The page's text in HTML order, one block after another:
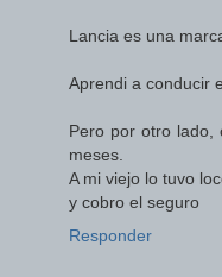
Lancia es una
Aprendi a conducir
Pero por otro lado,
meses.
A mi viejo lo tuvo
y cobro el seguro
Responder